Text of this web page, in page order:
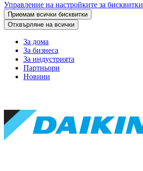
Управление на настройките за бисквитки
Приемам всички бисквитки
Отхвърляне на всички
За дома
За бизнеса
За индустрията
Партньори
Новини